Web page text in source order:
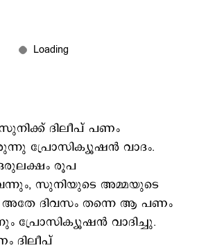
ദിലീപ് പണം
പ്രോസിക്യൂഷൻ വാദം.
രൂപ
സുനിയുടെ അമ്മയുടെ
അതേ ദിവസം തന്നെ ആ പണം
പ്രോസിക്യൂഷൻ വാദിച്ചു.
ദിലീപ്